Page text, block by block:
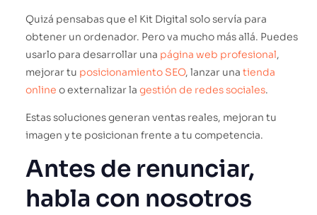
Quizá pensabas que el Kit Digital solo servía para
obtener un ordenador. Pero va mucho más allá. Puedes
usarlo para desarrollar una página web profesional,
mejorar tu posicionamiento SEO, lanzar una tienda
online o externalizar la gestión de redes sociales.
Estas soluciones generan ventas reales, mejoran tu
imagen y te posicionan frente a tu competencia.
Antes de renunciar,
habla con nosotros